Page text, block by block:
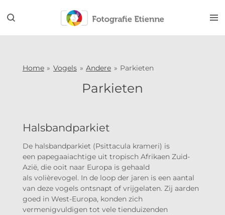
direct
Home » Vogels » Andere » Parkieten
Parkieten
Halsbandparkiet
De halsbandparkiet (Psittacula krameri) is
een papegaaiachtige uit tropisch Afrikaen Zuid-
Azië, die ooit naar Europa is gehaald
als volièrevogel. In de loop der jaren is een aantal
van deze vogels ontsnapt of vrijgelaten. Zij aarden
goed in West-Europa, konden zich
vermenigvuldigen tot vele tienduizenden